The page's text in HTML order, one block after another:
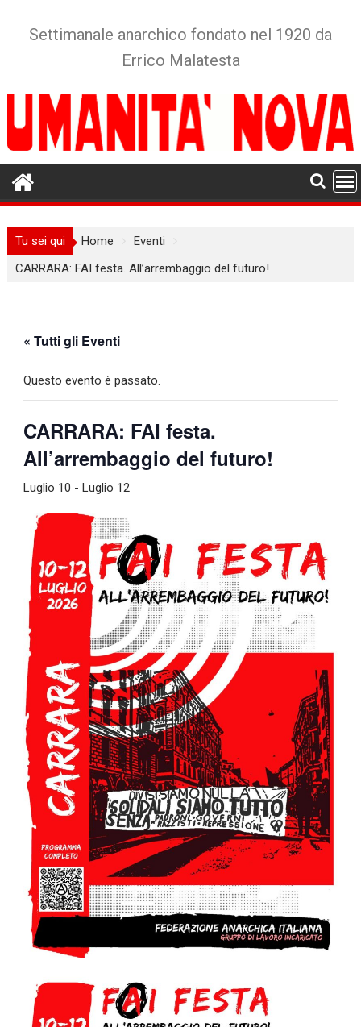
Settimanale anarchico fondato nel 1920 da
Errico Malatesta
Tu sei qui Home
Eventi
CARRARA: FAI festa. All’arrembaggio del futuro!
« Tutti gli Eventi
Questo evento è passato.
CARRARA: FAI festa.
All’arrembaggio del futuro!
Luglio 10 -Luglio 12